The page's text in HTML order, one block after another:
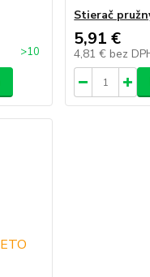
>10
Stierač
5,91 €
4,81 € bez